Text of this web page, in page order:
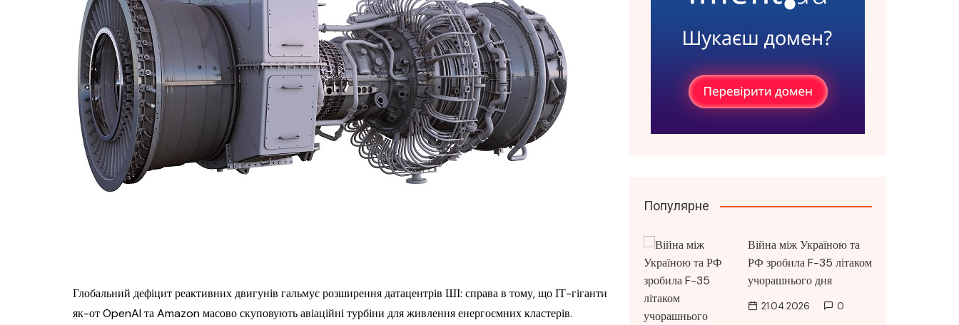
Периферія
Софт
Телеком
Технології
Фінтех
Глобальний дефіцит реактивних двигунів гальмує розширення датацентрів ШІ: справа в тому, що ІТ-гіганти
як-от OpenAI та Amazon масово скуповують авіаційні турбіни для живлення енергоємних кластерів.
Популярне
Війна між Україною та
РФ зробила F-35 літаком
учорашнього дня
21.04.2026 0